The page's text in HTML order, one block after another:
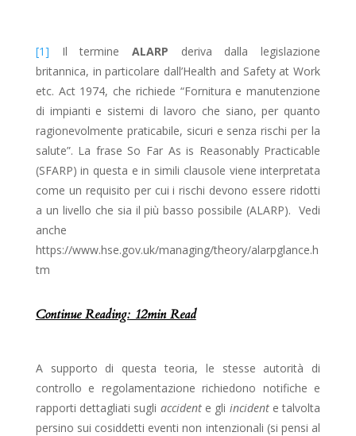
[1] Il termine ALARP deriva dalla legislazione
britannica, in particolare dall’Health and Safety at Work
etc. Act 1974, che richiede “Fornitura e manutenzione
di impianti e sistemi di lavoro che siano, per quanto
ragionevolmente praticabile, sicuri e senza rischi per la
salute”. La frase So Far As is Reasonably Practicable
(SFARP) in questa e in simili clausole viene interpretata
come un requisito per cui i rischi devono essere ridotti
a un livello che sia il più basso possibile (ALARP). Vedi
anche
https://www.hse.gov.uk/managing/theory/alarpglance.h
tm
Continue Reading: 12min Read
A supporto di questa teoria, le stesse autorità di
controllo e regolamentazione richiedono notifiche e
rapporti dettagliati sugli accidente gli incidente talvolta
persino sui cosiddetti eventi non intenzionali (si pensi al